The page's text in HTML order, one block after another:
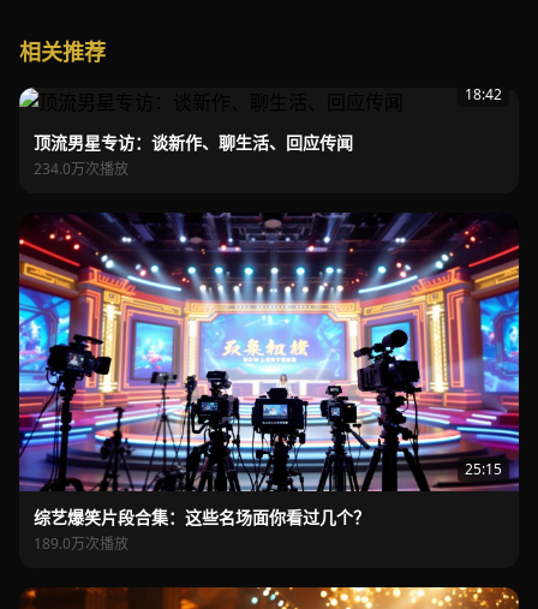
相关推荐
18:42
顶流男星专访：谈新作、聊生活、回应传闻
234.0万次播放
25:15
综艺爆笑片段合集：这些名场面你看过几个？
189.0万次播放